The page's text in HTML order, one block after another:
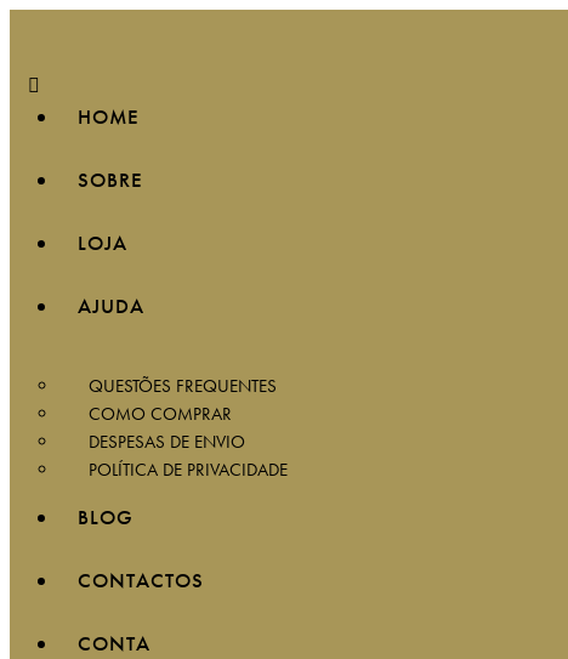
HOME
SOBRE
LOJA
AJUDA
QUESTÕES FREQUENTES
COMO COMPRAR
DESPESAS DE ENVIO
POLÍTICA DE PRIVACIDADE
BLOG
CONTACTOS
CONTA